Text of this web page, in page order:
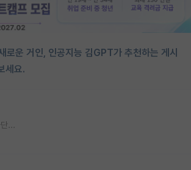
로운 거인, 인공지능 김GPT가 추천하는 게시
세요.
...